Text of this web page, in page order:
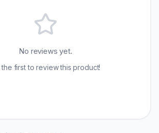
No reviews yet.
the first to review this product!